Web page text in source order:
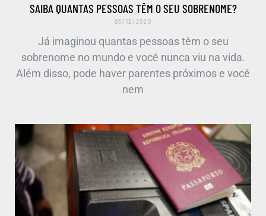
SAIBA QUANTAS PESSOAS TÊM O SEU SOBRENOME?
03/12/2020
Já imaginou quantas pessoas têm o seu
sobrenome no mundo e você nunca viu na vida.
Além disso, pode haver parentes próximos e você
nem